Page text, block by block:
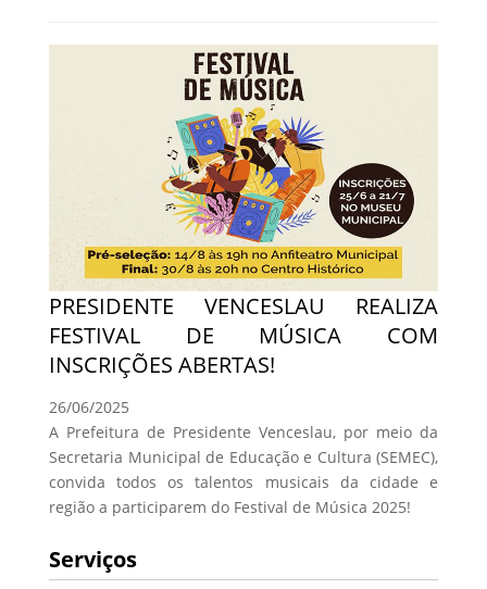
PRESIDENTE VENCESLAU REALIZA
FESTIVAL DE MÚSICA COM
INSCRIÇÕES ABERTAS!
26/06/2025
A Prefeitura de Presidente Venceslau, por meio da
Secretaria Municipal de Educação e Cultura (SEMEC),
convida todos os talentos musicais da cidade e
região a participarem do Festival de Música 2025!
Serviços